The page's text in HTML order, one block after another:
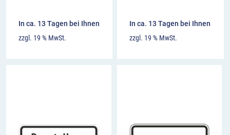
In ca. 13 Tagen bei Ihnen
zzgl. 19 % MwSt.
In ca. 13 Tagen bei Ihnen
zzgl. 19 % MwSt.